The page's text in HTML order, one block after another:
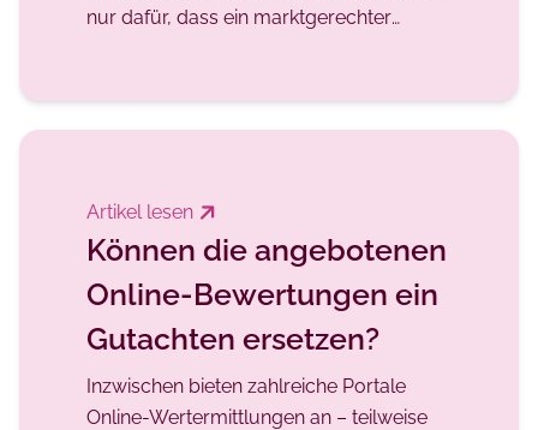
nur dafür, dass ein marktgerechter
Artikel lesen
Können die angebotenen
Online-Bewertungen ein
Gutachten ersetzen?
Inzwischen bieten zahlreiche Portale
Online-Wertermittlungen an – teilweise